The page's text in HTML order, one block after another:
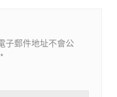
子郵件地址不會公
*